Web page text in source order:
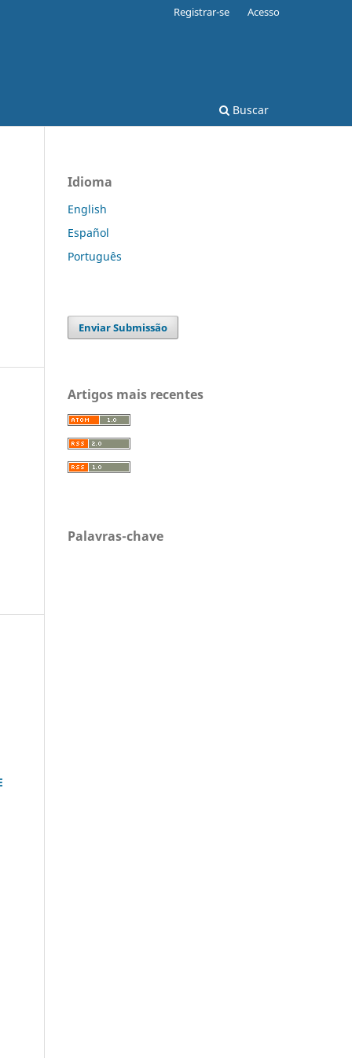
Buscar
Registrar-se Acesso
Idioma
English
Español
Português
Enviar Submissão
Artigos mais recentes
Palavras-chave